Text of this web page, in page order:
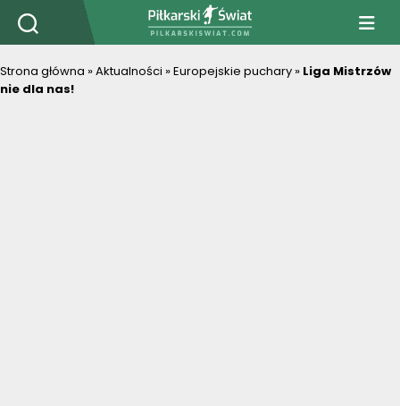
PiłkarskiSwiat.com
Strona główna »Aktualności »Europejskie puchary » Liga Mistrzów
nie dla nas!